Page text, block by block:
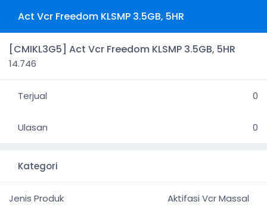
Act Vcr Freedom KLSMP 3.5GB, 5HR
[CMIKL3G5] Act Vcr Freedom KLSMP 3.5GB, 5HR
14.746
Terjual 0
Ulasan 0
Kategori
Jenis Produk Aktifasi Vcr Massal